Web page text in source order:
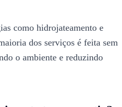
como hidrojateamento e
dos serviços é feita sem
o ambiente e reduzindo